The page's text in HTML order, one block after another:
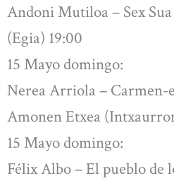
Andoni Mutiloa – Sex
(Egia) 19:00
15 Mayo domingo:
Nerea Arriola – Carmen-
Amonen Etxea
15 Mayo domingo:
Félix Albo – El pueblo de